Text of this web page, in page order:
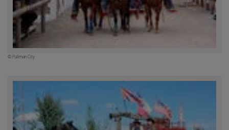
© Pullman City